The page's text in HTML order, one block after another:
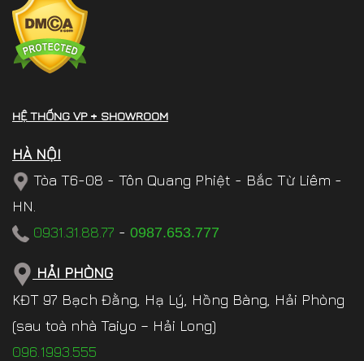
HỆ THỐNG VP + SHOWROOM
HÀ NỘI
Tòa T6-08 - Tôn Quang Phiệt - Bắc Từ Liêm -
HN.
0931.31.88.77 - 0987.653.777
HẢI PHÒNG
KĐT 97 Bạch Đằng, Hạ Lý, Hồng Bàng, Hải Phòng
(sau toà nhà Taiyo – Hải Long)
096.1993.555